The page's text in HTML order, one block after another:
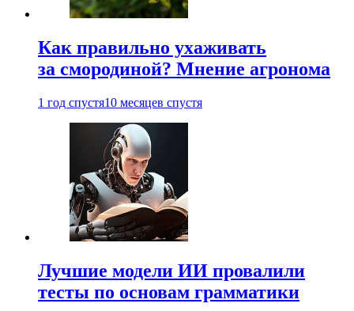
Как правильно ухаживать
за смородиной? Мнение агронома
1 год спустя10 месяцев спустя
Лучшие модели ИИ провалили
тесты по основам грамматики